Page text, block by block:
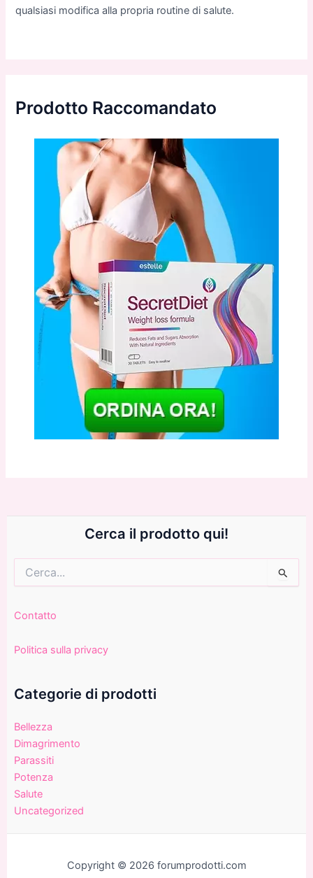
qualsiasi modifica alla propria routine di salute.
Prodotto Raccomandato
Cerca il prodotto qui!
Contatto
Politica sulla privacy
Categorie di prodotti
Bellezza
Dimagrimento
Parassiti
Potenza
Salute
Uncategorized
Copyright © 2026 forumprodotti.com